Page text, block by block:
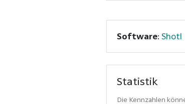
Software: Shotl
Statistik
Die Kennzahlen